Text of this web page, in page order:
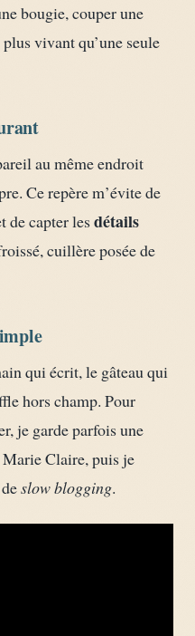
bougie, couper une
vivant qu’une seule
au même endroit
Ce repère m’évite de
de capter lesdétails
cuillère posée de
qui écrit, le gâteau qui
hors champ. Pour
je garde parfois une
Claire, puis je
slow blogging.